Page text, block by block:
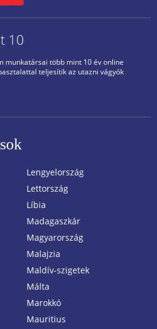
10
munkatársai több mint 10 év online
teljesítik az utazni vágyók
Lengyelország
Lettország
Líbia
Madagaszkár
Magyarország
Malajzia
Maldív-szigetek
Málta
Marokkó
Mauritius